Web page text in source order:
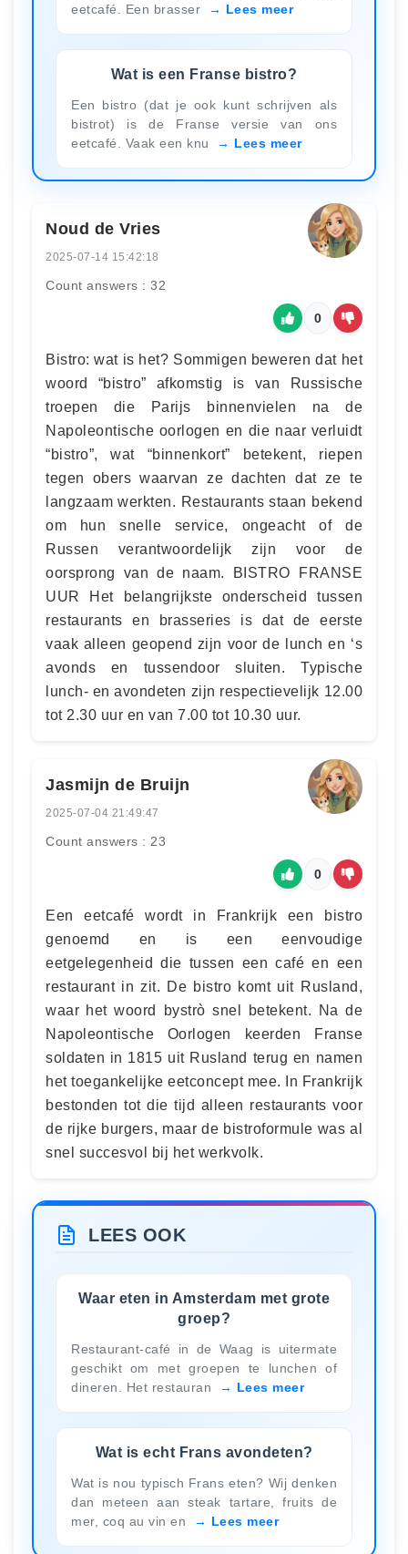
eetcafé. Een brasser
Lees meer
Wat is een Franse bistro?
Een bistro (dat je ook kunt schrijven als
bistrot) is de Franse versie van ons
eetcafé. Vaak een knu
Lees meer
Noud de Vries
2025-07-14 15:42:18
Count answers : 32
0
Bistro: wat is het? Sommigen beweren dat het
woord “bistro” afkomstig is van Russische
troepen die Parijs binnenvielen na de
Napoleontische oorlogen en die naar verluidt
“bistro”, wat “binnenkort” betekent, riepen
tegen obers waarvan ze dachten dat ze te
langzaam werkten. Restaurants staan ​​bekend
om hun snelle service, ongeacht of de
Russen verantwoordelijk zijn voor de
oorsprong van de naam. BISTRO FRANSE
UUR Het belangrijkste onderscheid tussen
restaurants en brasseries is dat de eerste
vaak alleen geopend zijn voor de lunch en ‘s
avonds en tussendoor sluiten. Typische
lunch- en avondeten zijn respectievelijk 12.00
tot 2.30 uur en van 7.00 tot 10.30 uur.
Jasmijn de Bruijn
2025-07-04 21:49:47
Count answers : 23
0
Een eetcafé wordt in Frankrijk een bistro
genoemd en is een eenvoudige
eetgelegenheid die tussen een café en een
restaurant in zit. De bistro komt uit Rusland,
waar het woord bystrò snel betekent. Na de
Napoleontische Oorlogen keerden Franse
soldaten in 1815 uit Rusland terug en namen
het toegankelijke eetconcept mee. In Frankrijk
bestonden tot die tijd alleen restaurants voor
de rijke burgers, maar de bistroformule was al
snel succesvol bij het werkvolk.
LEES OOK
Waar eten in Amsterdam met grote
groep?
Restaurant-café in de Waag is uitermate
geschikt om met groepen te lunchen of
dineren. Het restauran
Lees meer
Wat is echt Frans avondeten?
Wat is nou typisch Frans eten? Wij denken
dan meteen aan steak tartare, fruits de
mer, coq au vin en
Lees meer